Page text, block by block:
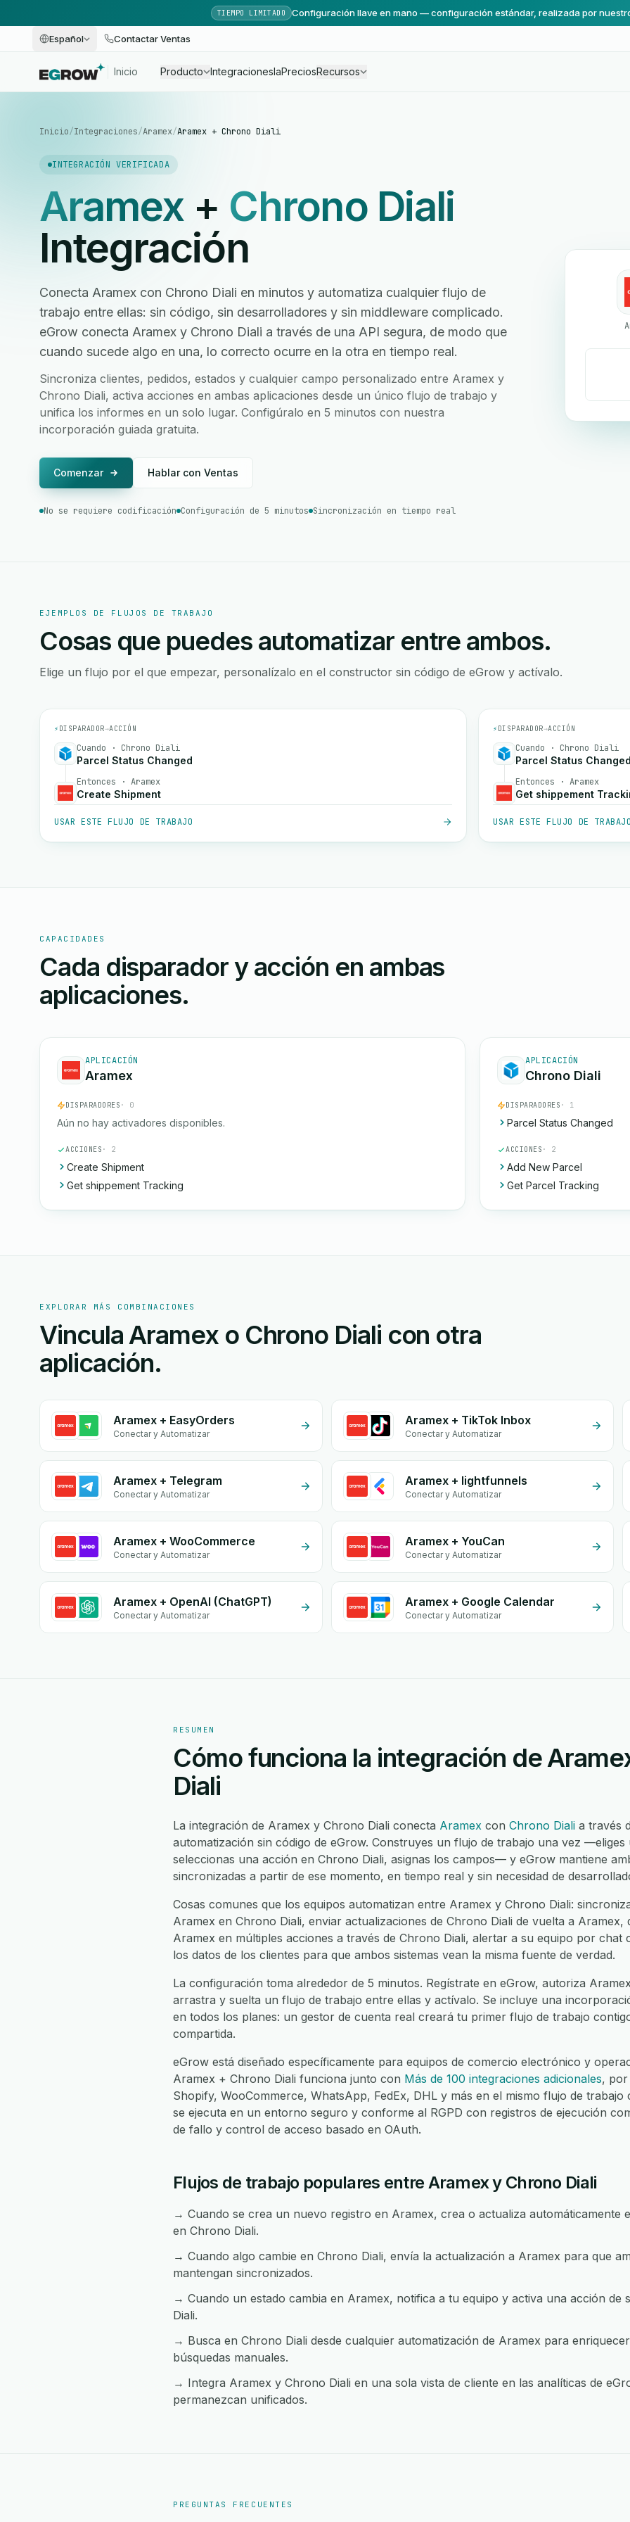
TIEMPO LIMITADO Configuración llave en mano — configuración estándar, realizada por
Español Contactar Ventas
Inicio Producto IntegracionesIaPreciosRecursos
Inicio/Integraciones/Aramex/Aramex + Chrono Diali
INTEGRACIÓN VERIFICADA
Aramex+ Chrono Diali
Integración
Conecta Aramex con Chrono Diali en minutos y automatiza cualquier flujo de
trabajo entre ellas: sin código, sin desarrolladores y sin middleware complicado.
eGrow conecta Aramex y Chrono Diali a través de una API segura, de modo que
cuando sucede algo en una, lo correcto ocurre en la otra en tiempo real.
Sincroniza clientes, pedidos, estados y cualquier campo personalizado entre Aramex y
Chrono Diali, activa acciones en ambas aplicaciones desde un único flujo de trabajo y
unifica los informes en un solo lugar. Configúralo en 5 minutos con nuestra
incorporación guiada gratuita.
Comenzar Hablar con Ventas
No se requiere codificación Configuración de 5 minutos Sincronización en tiempo real
EJEMPLOS DE FLUJOS DE TRABAJO
Cosas que puedes automatizar entre ambos.
Elige un flujo por el que empezar, personalízalo en el constructor sin código de eGrow y actívalo.
⚡ DISPARADOR→ACCIÓN
Cuando · Chrono Diali
Parcel Status Changed
Entonces · Aramex
Create Shipment
USAR ESTE FLUJO DE TRABAJO
⚡ DISPARADOR→ACCIÓN
Cuando · Chrono Diali
Parcel Status Changed
Entonces · Aramex
Get shippement
USAR ESTE FLUJO DE TRABAJO
CAPACIDADES
Cada disparador y acción en ambas
aplicaciones.
APLICACIÓN
Aramex
DISPARADORES · 0
Aún no hay activadores disponibles.
ACCIONES · 2
Create Shipment
Get shippement Tracking
APLICACIÓN
Chrono Diali
DISPARADORES · 1
Parcel Status Changed
ACCIONES · 2
Add New Parcel
Get Parcel Tracking
EXPLORAR MÁS COMBINACIONES
Vincula Aramex o Chrono Diali con otra
aplicación.
Aramex + EasyOrders
Conectar y Automatizar
Aramex + TikTok Inbox
Conectar y Automatizar
Aramex + Telegram
Conectar y Automatizar
Aramex + lightfunnels
Conectar y Automatizar
Aramex + WooCommerce
Conectar y Automatizar
Aramex + YouCan
Conectar y Automatizar
Aramex + OpenAI (ChatGPT)
Conectar y Automatizar
Aramex + Google Calendar
Conectar y Automatizar
RESUMEN
Cómo funciona la integración de
Diali
La integración de Aramex y Chrono Diali conecta Aramex con Chrono Diali a través
automatización sin código de eGrow. Construyes un flujo de trabajo una vez
seleccionas una acción en Chrono Diali, asignas los campos— y eGrow mantiene
sincronizadas a partir de ese momento, en tiempo real y sin necesidad de
Cosas comunes que los equipos automatizan entre Aramex y Chrono Diali:
Aramex en Chrono Diali, enviar actualizaciones de Chrono Diali de vuelta a Aramex,
Aramex en múltiples acciones a través de Chrono Diali, alertar a su equipo por chat
los datos de los clientes para que ambos sistemas vean la misma fuente de verdad.
La configuración toma alrededor de 5 minutos. Regístrate en eGrow, autoriza
arrastra y suelta un flujo de trabajo entre ellas y actívalo. Se incluye una
en todos los planes: un gestor de cuenta real creará tu primer flujo de trabajo
compartida.
eGrow está diseñado específicamente para equipos de comercio electrónico y
Aramex + Chrono Diali funciona junto con Más de 100 integraciones adicionales, por
Shopify, WooCommerce, WhatsApp, FedEx, DHL y más en el mismo flujo de trabajo
se ejecuta en un entorno seguro y conforme al RGPD con registros de ejecución
de fallo y control de acceso basado en OAuth.
Flujos de trabajo populares entre Aramex y Chrono Diali
→ Cuando se crea un nuevo registro en Aramex, crea o actualiza automáticamente
en Chrono Diali.
→ Cuando algo cambie en Chrono Diali, envía la actualización a Aramex para que
mantengan sincronizados.
→ Cuando un estado cambia en Aramex, notifica a tu equipo y activa una acción de
Diali.
→ Busca en Chrono Diali desde cualquier automatización de Aramex para
búsquedas manuales.
→ Integra Aramex y Chrono Diali en una sola vista de cliente en las analíticas de
permanezcan unificados.
PREGUNTAS FRECUENTES